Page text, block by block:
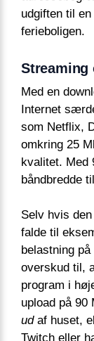
udgiften til
ferieboligen.
Streaming
Med en
Internet
som Netflix,
omkring 25
kvalitet. Med
båndbredde
Selv hvis
falde til
belastning
overskud til,
program i
upload på 90
udaf huset,
Twitch eller